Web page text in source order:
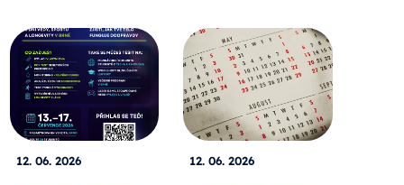
12. 06. 2026 12. 06. 2026